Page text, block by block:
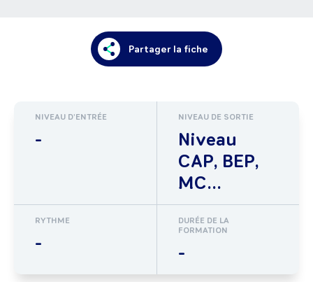
Partager la fiche
NIVEAU D'ENTRÉE
-
NIVEAU DE SORTIE
Niveau
CAP, BEP,
MC...
RYTHME
-
DURÉE DE LA
FORMATION
-